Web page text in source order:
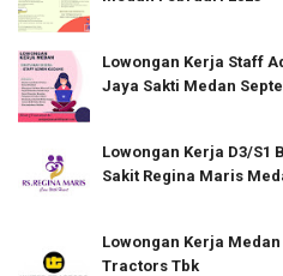
Lowongan Kerja Staff
Jaya Sakti Medan
Lowongan Kerja D3/S1
Sakit Regina Maris
Lowongan Kerja
Tractors Tbk